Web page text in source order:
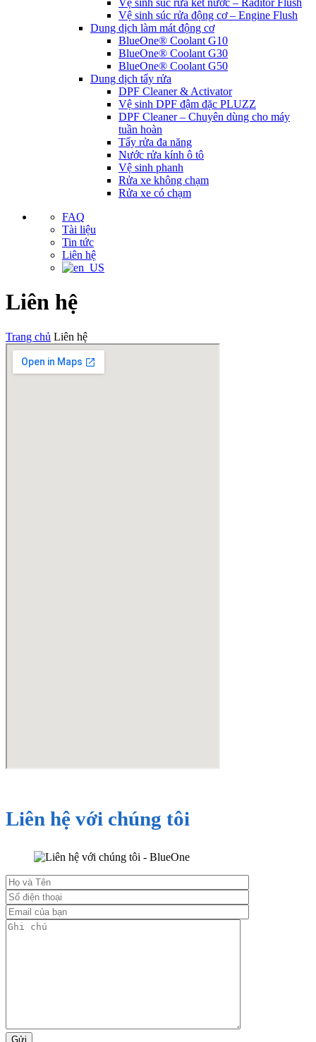
Vệ sinh súc rửa két nước – Raditor Flush
Vệ sinh súc rửa động cơ – Engine Flush
Dung dịch làm mát động cơ
BlueOne® Coolant G10
BlueOne® Coolant G30
BlueOne® Coolant G50
Dung dịch tẩy rửa
DPF Cleaner & Activator
Vệ sinh DPF đậm đặc PLUZZ
DPF Cleaner – Chuyên dùng cho máy
tuần hoàn
Tẩy rửa đa năng
Nước rửa kính ô tô
Vệ sinh phanh
Rửa xe không chạm
Rửa xe có chạm
FAQ
Tài liệu
Tin tức
Liên hệ
Liên hệ
Trang chủ Liên hệ
Liên hệ với chúng tôi